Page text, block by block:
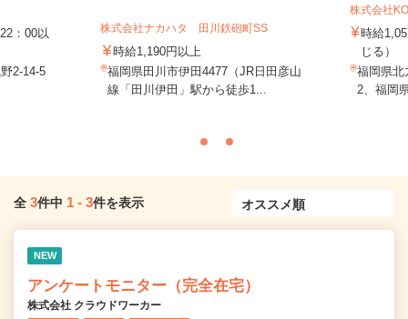
：00以
2-14-5
株式会社ナカハタ 田川鉄砲町SS
時給1,190円以上
福岡県田川市伊田4477（JR日田彦山
線「田川伊田」駅から徒歩1...
株式会社
時給
じる）
福岡県北
2、福岡
全 3件中 1 - 3件を表示
NEW
アンケートモニター（完全在宅）
株式会社 クラウドワーカー